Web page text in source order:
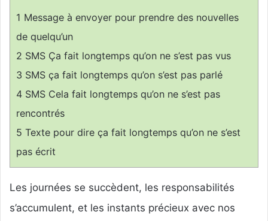
1 Message à envoyer pour prendre des nouvelles
de quelqu’un
2 SMS Ça fait longtemps qu’on ne s’est pas vus
3 SMS ça fait longtemps qu’on s’est pas parlé
4 SMS Cela fait longtemps qu’on ne s’est pas
rencontrés
5 Texte pour dire ça fait longtemps qu’on ne s’est
pas écrit
Les journées se succèdent, les responsabilités
s’accumulent, et les instants précieux avec nos